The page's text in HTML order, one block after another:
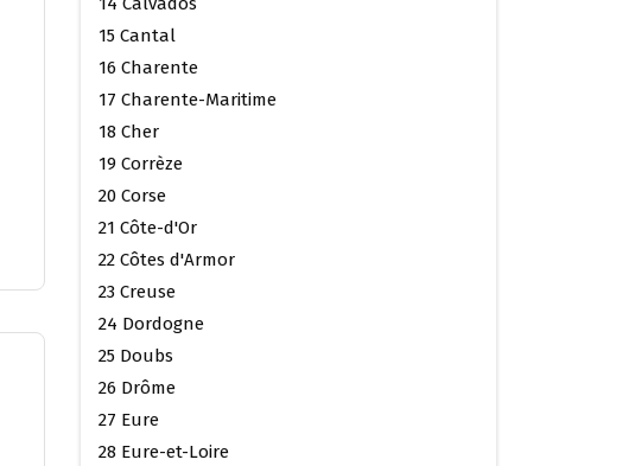
15 Cantal
16 Charente
17 Charente-Maritime
18 Cher
19 Corrèze
20 Corse
21 Côte-d'Or
22 Côtes d'Armor
23 Creuse
24 Dordogne
25 Doubs
26 Drôme
27 Eure
28 Eure-et-Loire